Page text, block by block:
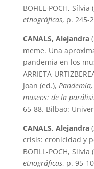
BOFILL-POCH, Sílvia
etnográficas, p. 245-
CANALS, Alejandra
meme. Una
pandemia en los
ARRIETA-
Joan (ed.),
museos: de la
65-88. Bilbao:
CANALS, Alejandra
crisis: cronicidad y
BOFILL-POCH, Sílvia
etnográficas, p. 95-